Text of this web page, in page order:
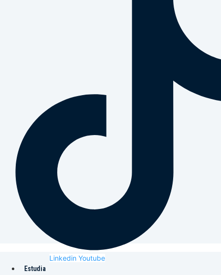
Linkedin Youtube
Estudia